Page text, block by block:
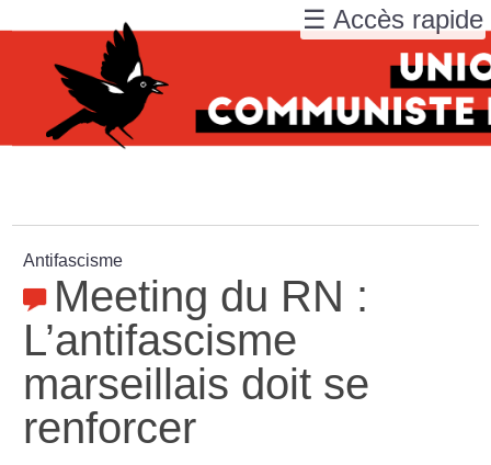
Antifascisme
Meeting du RN :
L’antifascisme
marseillais doit se
renforcer
☰ Accès rapide